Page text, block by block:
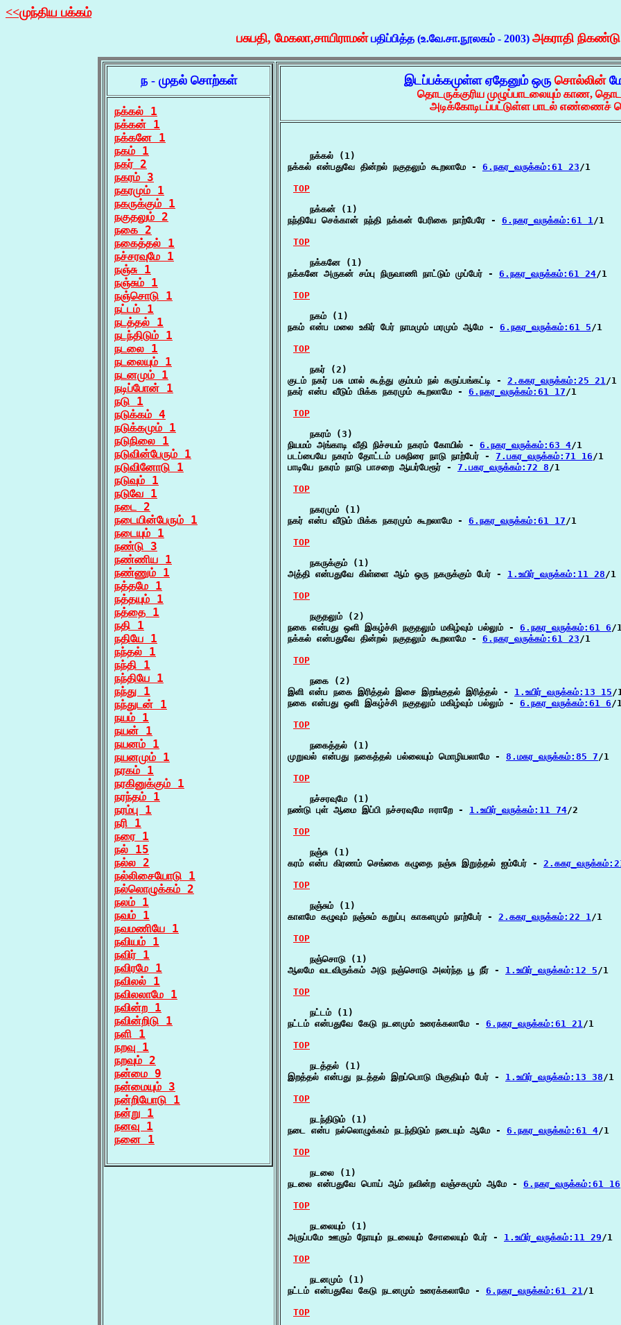
<<முந்திய பக்கம்
பசுபதி, மேகலா,சாயிராமன் பதிப்பித்த (உ.வே.சா.நூலகம் - 2003) அகராதி
ந - முதல் சொற்கள்
நக்கல் 1
நக்கன் 1
நக்கனே 1
நகம் 1
நகர் 2
நகரம் 3
நகரமும் 1
நகருக்கும் 1
நகுதலும் 2
நகை 2
நகைத்தல் 1
நச்சரவுமே 1
நஞ்சு 1
நஞ்சும் 1
நஞ்சொடு 1
நட்டம் 1
நடத்தல் 1
நடந்திடும் 1
நடலை 1
நடலையும் 1
நடனமும் 1
நடிப்போன் 1
நடு 1
நடுக்கம் 4
நடுக்கமும் 1
நடுநிலை 1
நடுவின்பேரும் 1
நடுவினோடு 1
நடுவும் 1
நடுவே 1
நடை 2
நடையின்பேரும் 1
நடையும் 1
நண்டு 3
நண்ணிய 1
நண்ணும் 1
நத்தமே 1
நத்தயும் 1
நத்தை 1
நதி 1
நதியே 1
நந்தல் 1
நந்தி 1
நந்தியே 1
நந்து 1
நந்துடன் 1
நயம் 1
நயன் 1
நயனம் 1
நயனமும் 1
நரகம் 1
நரகினுக்கும் 1
நரந்தம் 1
நரம்பு 1
நரி 1
நரை 1
நல் 15
நல்ல 2
நல்லிசையோடு 1
நல்லொழுக்கம் 2
நலம் 1
நவம் 1
நவமணியே 1
நவியம் 1
நவிர் 1
நவிரமே 1
நவிலல் 1
நவிலலாமே 1
நவின்ற 1
நவின்றிடு 1
நளி 1
நறவு 1
நறவும் 2
நன்மை 9
நன்மையும் 3
நன்றியோடு 1
நன்று 1
நனவு 1
நனை 1
இடப்பக்கமுள்ள ஏதேனும் ஒரு சொல்லின்
தொடருக்குரிய முழுப்பாடலையும் காண,
அடிக்கோடிடப்பட்டுள்ள பாடல் எண்ணைச்
    நக்கல் (1)
நக்கல் என்பதுவே தின்றல் நகுதலும் கூறலாமே - 6.நகர_வருக்கம்:61 23/1
TOP
    நக்கன் (1)
நந்தியே செக்கான் நந்தி நக்கன் பேரிகை நாற்பேரே - 6.நகர_வருக்கம்:61 1/1
TOP
    நக்கனே (1)
நக்கனே அருகன் சம்பு நிருவாணி நாட்டும் முப்பேர் - 6.நகர_வருக்கம்:61 24/1
TOP
    நகம் (1)
நகம் என்ப மலை உகிர் பேர் நாமமும் மரமும் ஆமே - 6.நகர_வருக்கம்:61 5/1
TOP
    நகர் (2)
குடம் நகர் பசு மால் கூத்து கும்பம் நல் கருப்பங்கட்டி - 2.ககர_வருக்கம்:25 21/1
நகர் என்ப வீடும் மிக்க நகரமும் கூறலாமே - 6.நகர_வருக்கம்:61 17/1
TOP
    நகரம் (3)
நியமம் அங்காடி வீதி நிச்சயம் நகரம் கோயில் - 6.நகர_வருக்கம்:63 4/1
படப்பையே நகரம் தோட்டம் பசுநிரை நாடு நாற்பேர் - 7.பகர_வருக்கம்:71 16/1
பாடியே நகரம் நாடு பாசறை ஆயர்பேரூர் - 7.பகர_வருக்கம்:72 8/1
TOP
    நகரமும் (1)
நகர் என்ப வீடும் மிக்க நகரமும் கூறலாமே - 6.நகர_வருக்கம்:61 17/1
TOP
    நகருக்கும் (1)
அத்தி என்பதுவே கிள்ளை ஆம் ஒரு நகருக்கும் பேர் - 1.உயிர்_வருக்கம்:11 28/1
TOP
    நகுதலும் (2)
நகை என்பது ஒளி இகழ்ச்சி நகுதலும் மகிழ்வும் பல்லும் - 6.நகர_வருக்கம்:61 6/
நக்கல் என்பதுவே தின்றல் நகுதலும் கூறலாமே - 6.நகர_வருக்கம்:61 23/1
TOP
    நகை (2)
இளி என்ப நகை இரித்தல் இசை இறங்குதல் இரித்தல் - 1.உயிர்_வருக்கம்:13 15/
நகை என்பது ஒளி இகழ்ச்சி நகுதலும் மகிழ்வும் பல்லும் - 6.நகர_வருக்கம்:61 6/
TOP
    நகைத்தல் (1)
முறுவல் என்பது நகைத்தல் பல்லையும் மொழியலாமே - 8.மகர_வருக்கம்:85 7/1
TOP
    நச்சரவுமே (1)
நண்டு புள் ஆமை இப்பி நச்சரவுமே ஈராறே - 1.உயிர்_வருக்கம்:11 74/2
TOP
    நஞ்சு (1)
கரம் என்ப கிரணம் செங்கை கழுதை நஞ்சு இறுத்தல் ஐம்பேர் -
TOP
    நஞ்சும் (1)
காளமே கழுவும் நஞ்சும் கறுப்பு காகளமும் நாற்பேர் - 2.ககர_வருக்கம்:22 1/1
TOP
    நஞ்சொடு (1)
ஆலமே வடவிருக்கம் அடு நஞ்சொடு அலர்ந்த பூ நீர் - 1.உயிர்_வருக்கம்:12 5/1
TOP
    நட்டம் (1)
நட்டம் என்பதுவே கேடு நடனமும் உரைக்கலாமே - 6.நகர_வருக்கம்:61 21/1
TOP
    நடத்தல் (1)
இறத்தல் என்பது நடத்தல் இறப்பொடு மிகுதியும் பேர் - 1.உயிர்_வருக்கம்:13 38/1
TOP
    நடந்திடும் (1)
நடை என்ப நல்லொழுக்கம் நடந்திடும் நடையும் ஆமே - 6.நகர_வருக்கம்:61 4/1
TOP
    நடலை (1)
நடலை என்பதுவே பொய் ஆம் நவின்ற வஞ்சகமும் ஆமே - 6.நகர_வருக்கம்:61 16
TOP
    நடலையும் (1)
அருப்பமே ஊரும் நோயும் நடலையும் சோலையும் பேர் - 1.உயிர்_வருக்கம்:11 29/1
TOP
    நடனமும் (1)
நட்டம் என்பதுவே கேடு நடனமும் உரைக்கலாமே - 6.நகர_வருக்கம்:61 21/1
TOP